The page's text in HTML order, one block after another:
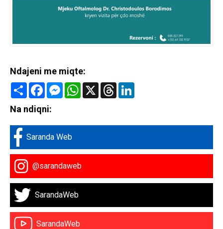
Ndajeni me miqte:
Share FacebookMessenger
WhatsApp
X Threads
Na ndiqni:
Saranda Web
@sarandaweb
SarandaWeb
SarandaWeb